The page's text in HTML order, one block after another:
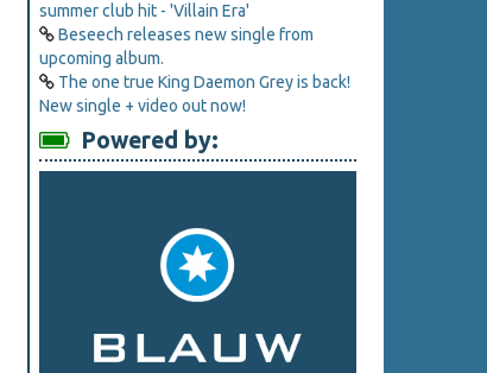
summer club hit - 'Villain Era'
Beseech releases new single from
upcoming album.
The one true King Daemon Grey is back!
New single + video out now!
Powered by: